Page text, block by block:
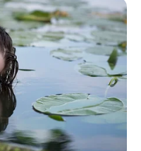
Desain
Berbagai